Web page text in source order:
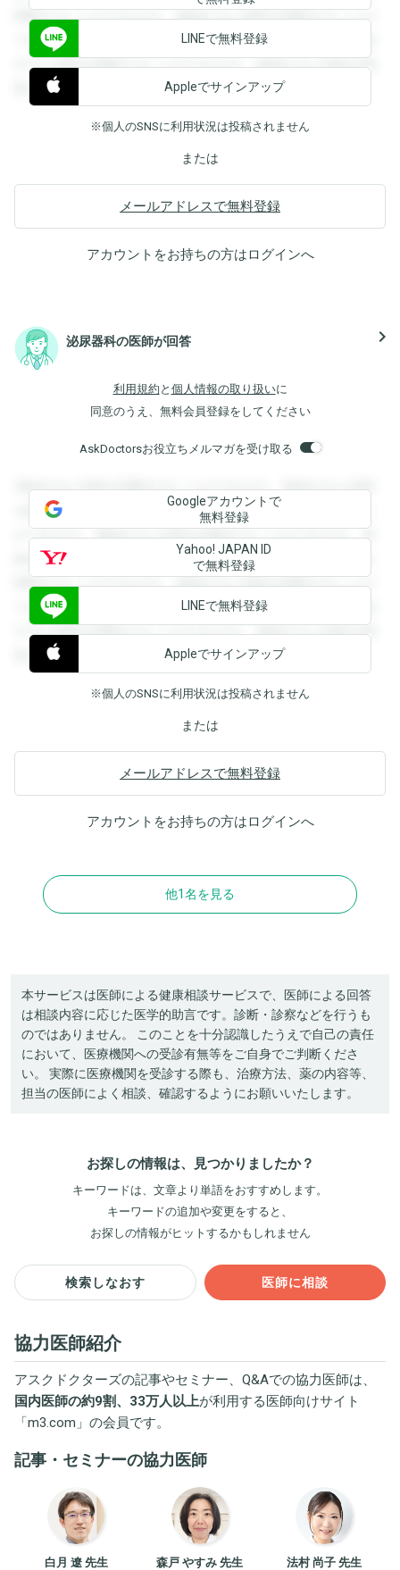
閲覧することができます。登録すると回答を閲覧することが
できます。登録すると回答を閲覧することができます。登録
すると回答を閲覧することができます。登録すると回答を閲
覧することができます。
LINEで無料登録
Appleでサインアップ
※個人のSNSに利用状況は投稿されません
または
メールアドレスで無料登録
アカウントをお持ちの方はログインへ
泌尿器科の医師が回答 navigate_next
利用規約 と 個人情報の取り扱いに
同意のうえ、無料会員登録をしてください
AskDoctorsお役立ちメルマガを受け取る
登録すると回答を閲覧することができます。登録すると回答
を閲覧することができます。登録すると回答を閲覧すること
ができます。登録すると回答を閲覧することができます。登
録すると回答を閲覧することができます。登録すると回答を
閲覧することができます。登録すると回答を閲覧することが
できます。登録すると回答を閲覧することができます。登録
すると回答を閲覧することができます。登録すると回答を閲
覧することができます。
Googleアカウントで
無料登録
Yahoo! JAPAN ID
で無料登録
LINEで無料登録
Appleでサインアップ
※個人のSNSに利用状況は投稿されません
または
メールアドレスで無料登録
アカウントをお持ちの方はログインへ
他1名を見る
本サービスは医師による健康相談サービスで、医師による回答
は相談内容に応じた医学的助言です。診断・診察などを行うも
のではありません。 このことを十分認識したうえで自己の責任
において、医療機関への受診有無等をご自身でご判断くださ
い。 実際に医療機関を受診する際も、治療方法、薬の内容等、
担当の医師によく相談、確認するようにお願いいたします。
お探しの情報は、見つかりましたか？
キーワードは、文章より単語をおすすめします。
キーワードの追加や変更をすると、
お探しの情報がヒットするかもしれません
検索しなおす 医師に相談
協力医師紹介
アスクドクターズの記事やセミナー、Q&Aでの協力医師は、
国内医師の約9割、33万人以上が利用する医師向けサイト
「m3.com 」の会員です。
記事・セミナーの協力医師
白月 遼 先生 森戸 やすみ 先生 法村 尚子 先生